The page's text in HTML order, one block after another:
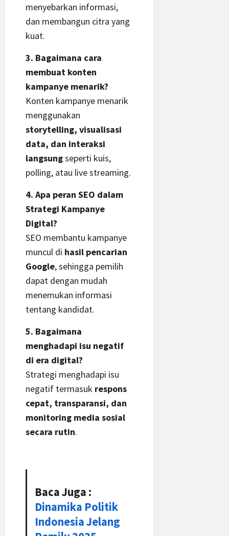
menyebarkan informasi,
dan membangun citra yang
kuat.
3. Bagaimana cara
membuat konten
kampanye menarik?
Konten kampanye menarik
menggunakan
storytelling, visualisasi
data, dan interaksi
langsungseperti kuis,
polling, atau live streaming.
4. Apa peran SEO dalam
Strategi Kampanye
Digital?
SEO membantu kampanye
muncul di hasil pencarian
Google, sehingga pemilih
dapat dengan mudah
menemukan informasi
tentang kandidat.
5. Bagaimana
menghadapi isu negatif
di era digital?
Strategi menghadapi isu
negatif termasuk respons
cepat, transparansi, dan
monitoring media sosial
secara rutin.
Baca Juga :
Dinamika Politik
Indonesia Jelang